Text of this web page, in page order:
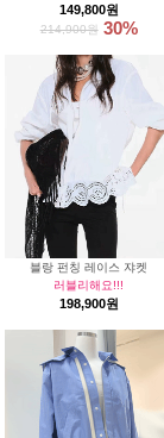
149,800원
214,900원 30%
블랑 펀칭 레이스 쟈켓
러블리해요!!!
198,900원